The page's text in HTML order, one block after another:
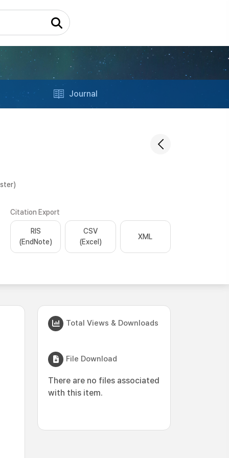
Journal
Citation Export
RIS
(EndNote)
CSV
(Excel)
XML
Total Views & Downloads
File Download
There are no files associated
with this item.